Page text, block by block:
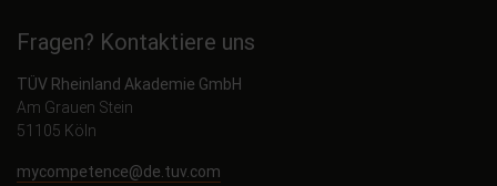
Fragen? Kontaktiere uns
TÜV Rheinland Akademie GmbH
Am Grauen Stein
51105 Köln
mycompetence@de.tuv.com